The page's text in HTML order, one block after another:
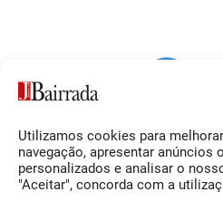
Utilizamos cookies para
navegação, apresentar anúncios
personalizados e analisar o
"Aceitar", concorda com a
Siga-nos
Facebook